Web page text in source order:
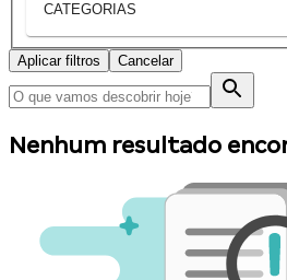
CATEGORIAS
Aplicar filtros Cancelar
Nenhum resultado